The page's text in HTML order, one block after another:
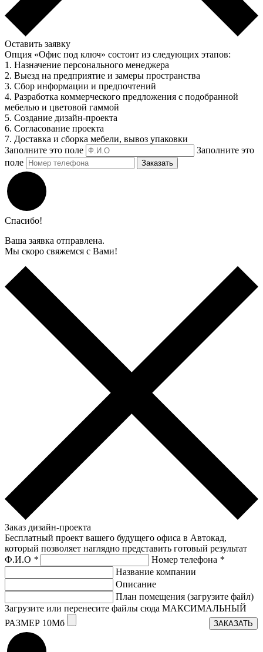
Оставить заявку
Опция «Офис под ключ» состоит из следующих этапов:
1. Назначение персонального менеджера
2. Выезд на предприятие и замеры пространства
3. Сбор информации и предпочтений
4. Разработка коммерческого предложения с подобранной
мебелью и цветовой гаммой
5. Создание дизайн-проекта
6. Согласование проекта
7. Доставка и сборка мебели, вывоз упаковки
Заполните это поле
Заполните это
поле
Заказать
Спасибо!
Ваша заявка отправлена.
Мы скоро свяжемся с Вами!
Заказ дизайн-проекта
Бесплатный проект вашего будущего офиса в Автокад,
который позволяет наглядно представить готовый результат
Ф.И.О * Номер телефона *
Название компании
Описание
План помещения (загрузите файл)
Загрузите или перенесите файлы сюда МАКСИМАЛЬНЫЙ
РАЗМЕР 10Мб
ЗАКАЗАТЬ